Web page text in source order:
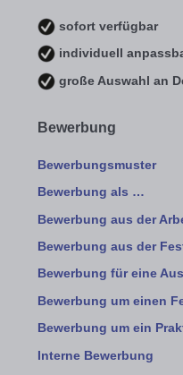
sofort verfügbar
individuell
große Auswahl an
Bewerbung
Bewerbungsmuster
Bewerbung als …
Bewerbung aus der
Bewerbung aus der
Bewerbung für eine
Bewerbung um einen
Bewerbung um ein
Interne Bewerbung